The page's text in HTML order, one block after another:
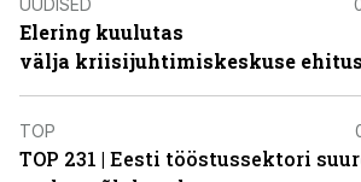
Elering kuulutas
välja kriisijuhtimiskeskuse
TOP
TOP 231 | Eesti tööstussektori